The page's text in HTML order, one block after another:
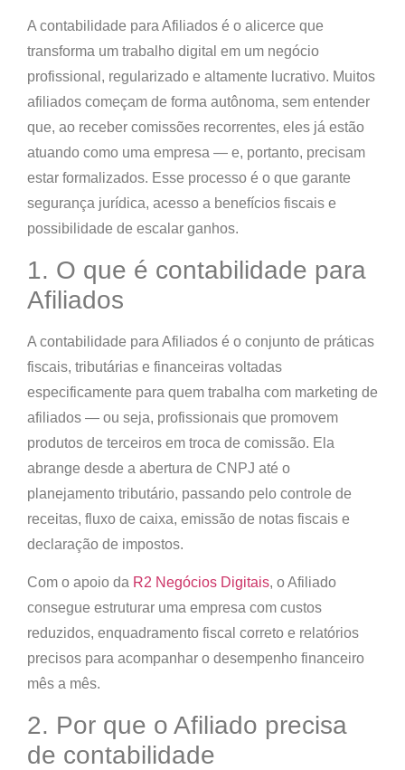
Acontabilidade para Afiliados é o alicerce que
transforma um trabalho digital em um negócio
profissional, regularizado e altamente lucrativo. Muitos
afiliados começam de forma autônoma, sem entender
que, ao receber comissões recorrentes, eles já estão
atuando como uma empresa — e, portanto, precisam
estar formalizados. Esse processo é o que garante
segurança jurídica, acesso a benefícios fiscais e
possibilidade de escalar ganhos.
1. O que é contabilidade para
Afiliados
A contabilidade para Afiliados é o conjunto de práticas
fiscais, tributárias e financeiras voltadas
especificamente para quem trabalha com marketing de
afiliados — ou seja, profissionais que promovem
produtos de terceiros em troca de comissão. Ela
abrange desde a abertura de CNPJ até o
planejamento tributário, passando pelo controle de
receitas, fluxo de caixa, emissão de notas fiscais e
declaração de impostos.
Com o apoio da R2 Negócios Digitais, o Afiliado
consegue estruturar uma empresa com custos
reduzidos, enquadramento fiscal correto e relatórios
precisos para acompanhar o desempenho financeiro
mês a mês.
2. Por que o Afiliado precisa
de contabilidade